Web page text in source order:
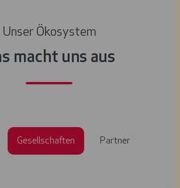
Unser Ökosystem
macht uns aus
Gesellschaften Partner